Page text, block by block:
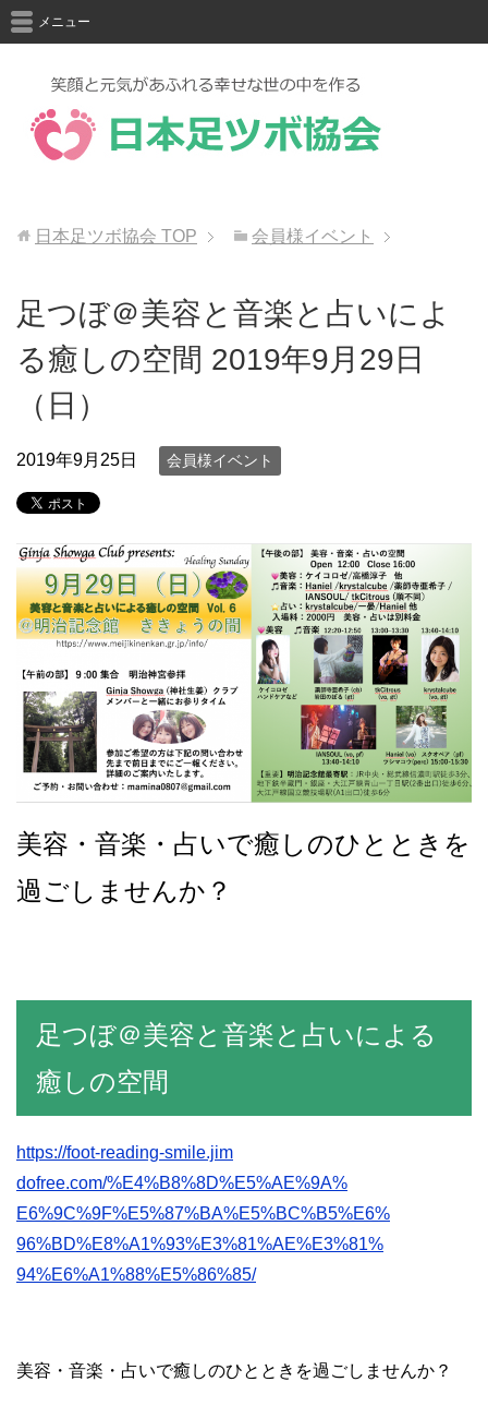
メニュー
日本足ツボ協会 TOP 会員様イベント
足つぼ＠美容と音楽と占いによ
る癒しの空間 2019年9月29日
（日）
2019年9月25日 会員様イベント
美容・音楽・占いで癒しのひとときを
過ごしませんか？
足つぼ＠美容と音楽と占いによる
癒しの空間
https://foot-reading-smile.jim
dofree.com/%E4%B8%8D%E5%AE%9A%
E6%9C%9F%E5%87%BA%E5%BC%B5%E6%
96%BD%E8%A1%93%E3%81%AE%E3%81%
94%E6%A1%88%E5%86%85/
美容・音楽・占いで癒しのひとときを過ごしませんか？